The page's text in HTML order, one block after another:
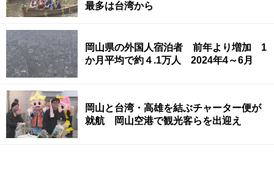
最多は台湾から
岡山県の外国人宿泊者 前年より増加 1
か月平均で約４.1万人 2024年4～6月
岡山と台湾・高雄を結ぶチャーター便が
就航 岡山空港で観光客らを出迎え